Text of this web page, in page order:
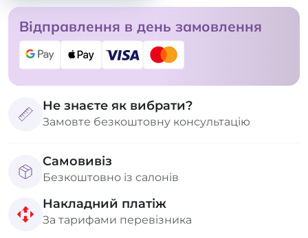
Відправлення в день замовлення
Не знаєте як вибрати?
Замовте безкоштовну консультацію
Самовивіз
Безкоштовно із салонів
Накладний платіж
За тарифами перевізника